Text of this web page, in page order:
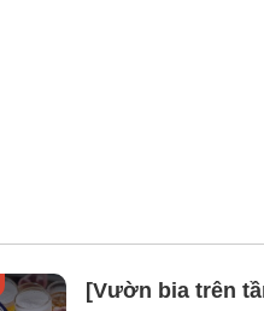
[Vườn bia trên